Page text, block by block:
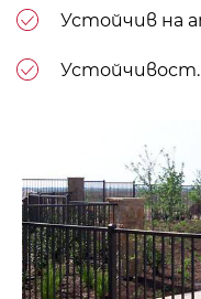
Устойчив на
Устойчивост.